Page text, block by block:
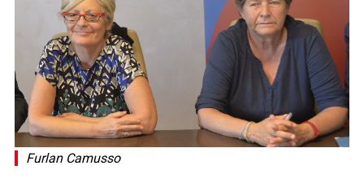
Furlan Camusso